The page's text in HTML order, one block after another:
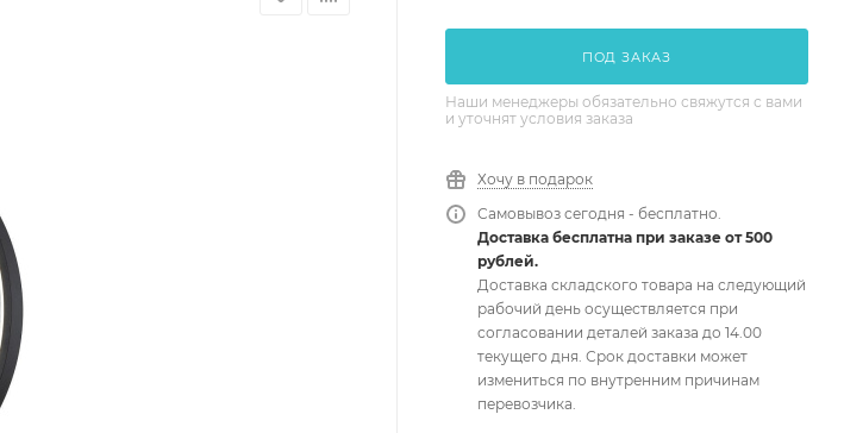
ПОД ЗАКАЗ
Наши менеджеры обязательно свяжутся с вами
и уточнят условия заказа
Хочу в подарок
Самовывоз сегодня - бесплатно.
Доставка бесплатна при заказе от 500
рублей.
Доставка складского товара на следующий
рабочий день осуществляется при
согласовании деталей заказа до 14.00
текущего дня. Срок доставки может
измениться по внутренним причинам
перевозчика.